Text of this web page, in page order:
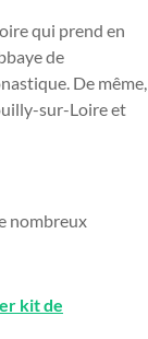
qui prend en
de
De même,
sur-Loire et
nombreux
kit de